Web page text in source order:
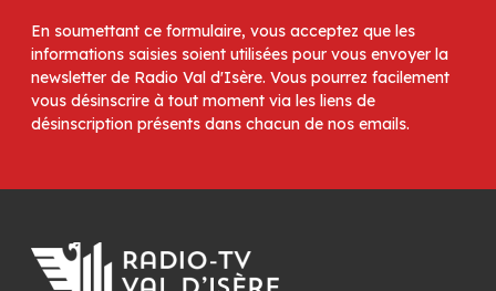
En soumettant ce formulaire, vous acceptez que les
informations saisies soient utilisées pour vous envoyer la
newsletter de Radio Val d'Isère. Vous pourrez facilement
vous désinscrire à tout moment via les liens de
désinscription présents dans chacun de nos emails.